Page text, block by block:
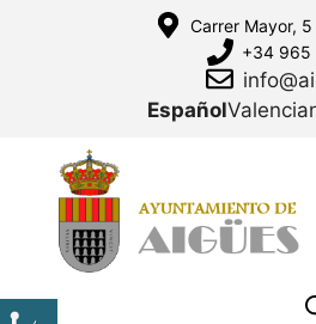
Carrer Mayor,
+34 965
Español